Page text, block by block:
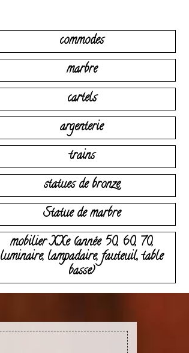
commodes
marbre
cartels
argenterie
trains
statues de bronze
Statue de marbre
mobilier XXe (année 50, 60, 70,
luminaire, lampadaire, fauteuil, table
basse)